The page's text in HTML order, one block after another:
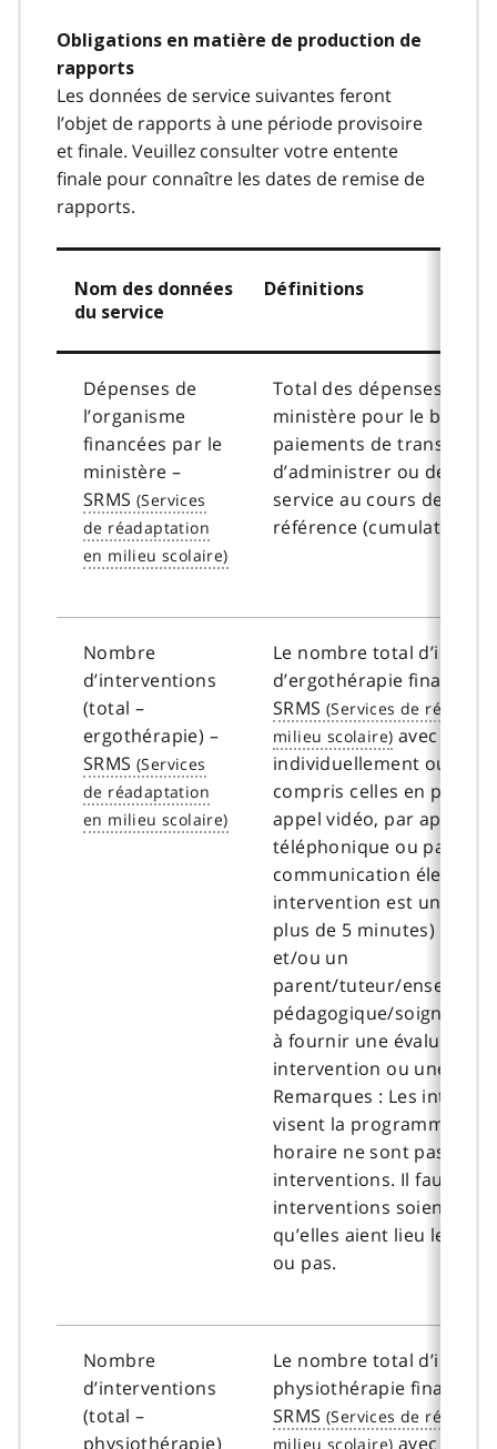
Obligations en matière de production de
rapports
Les données de service suivantes feront
l’objet de rapports à une période provisoire
et finale. Veuillez consulter votre entente
finale pour connaître les dates de remise de
rapports.
Nom des données
du service
Définitions
Dépenses de
l’organisme
financées par le
ministère –
SRMS
Total des dépenses
ministère pour le
paiements de transfert
d’administrer ou de
service au cours de
référence (cumulatif).
Nombre
d’interventions
(total –
ergothérapie) –
SRMS
Le nombre total
d’ergothérapie
SRMS
avec un
individuellement ou en
compris celles en
appel vidéo, par appel
téléphonique ou par
communication
intervention est une
plus de 5 minutes) avec
et/ou un
parent/tuteur/
pédagogique/soignant
à fournir une évaluation,
intervention ou une
Remarques : Les
visent la programmation
horaire ne sont pas des
interventions. Il faut que
interventions soient
qu’elles aient lieu le
ou pas.
Nombre
d’interventions
(total –
physiothérapie)
Le nombre total
physiothérapie
SRMS
avec un